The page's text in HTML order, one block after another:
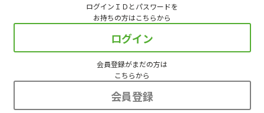
ログインＩＤとパスワードを
お持ちの方はこちらから
ログイン
会員登録がまだの方は
こちらから
会員登録